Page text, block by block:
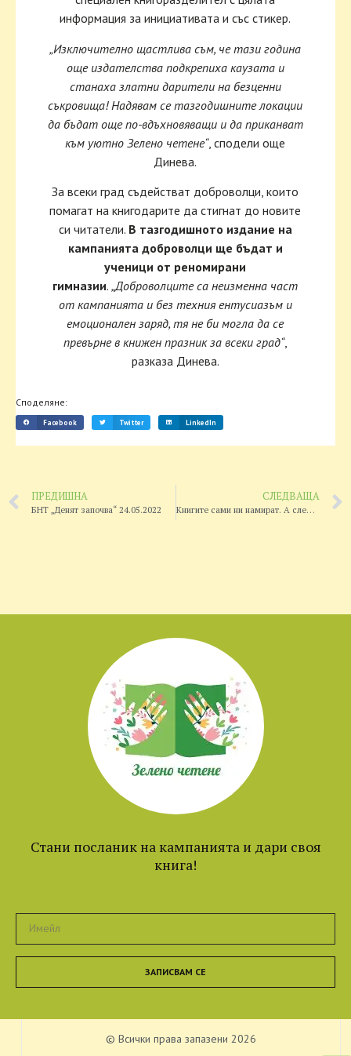
информация за инициативата и със стикер.
„Изключително щастлива съм, че тази година
още издателства подкрепиха каузата и
станаха златни дарители на безценни
съкровища! Надявам се тазгодишните локации
да бъдат още по-вдъхновяващи и да приканват
към уютно Зелено четене“, сподели още
Динева.
За всеки град съдействат доброволци, които
помагат на книгодарите да стигнат до новите
си читатели. В тазгодишното издание на
кампанията доброволци ще бъдат и
ученици от реномирани
гимназии.„Доброволците са неизменна част
от кампанията и без техния ентусиазъм и
емоционален заряд, тя не би могла да се
превърне в книжен празник за всеки град“,
разказа Динева.
Споделяне:
Facebook Twitter LinkedIn
ПРЕДИШНА
БНТ „Денят започва“ 24.05.2022
СЛЕДВАЩА
Книгите сами ни намират. А след това?
Стани посланик на кампанията и дари своя
книга!
ЗАПИСВАМ СЕ
© Всички права запазени 2026